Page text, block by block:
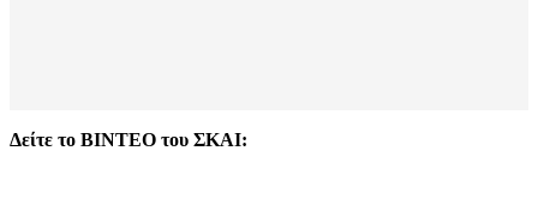
Δείτε το ΒΙΝΤΕΟ του ΣΚΑΙ: